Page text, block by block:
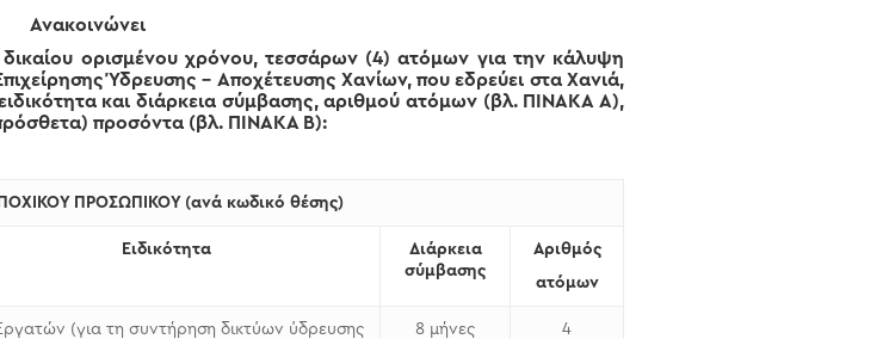
Ανακοινώνει
ορισμένου χρόνου, τεσσάρων (4) ατόμων για την κάλυψη
Ύδρευσης – Αποχέτευσης Χανίων, που εδρεύει στα Χανιά,
και διάρκεια σύμβασης, αριθμού ατόμων (βλ. ΠΙΝΑΚΑ Α),
προσόντα (βλ. ΠΙΝΑΚΑ Β):
ΠΡΟΣΩΠΙΚΟΥ (ανά κωδικό θέσης)
Ειδικότητα
Διάρκεια
σύμβασης
Αριθμός
ατόμων
(για τη συντήρηση δικτύων ύδρευσης
8 μήνες 4